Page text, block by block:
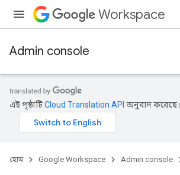
Workspace
Admin console
এই পৃষ্ঠাটিCloud Translation API অনুবাদ করেছে।
হোম Google Workspace Admin console